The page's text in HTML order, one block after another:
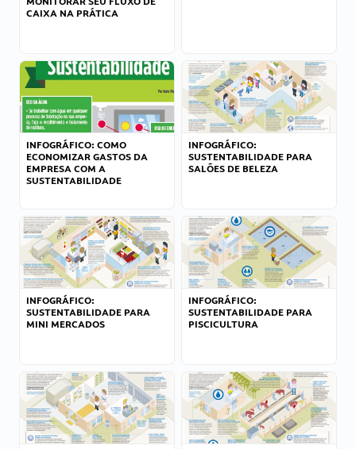
CAIXA NA PRÁTICA
INFOGRÁFICO: COMO
ECONOMIZAR GASTOS DA
EMPRESA COM A
SUSTENTABILIDADE
INFOGRÁFICO:
SUSTENTABILIDADE PARA
SALÕES DE BELEZA
INFOGRÁFICO:
SUSTENTABILIDADE PARA
MINI MERCADOS
INFOGRÁFICO:
SUSTENTABILIDADE PARA
PISCICULTURA